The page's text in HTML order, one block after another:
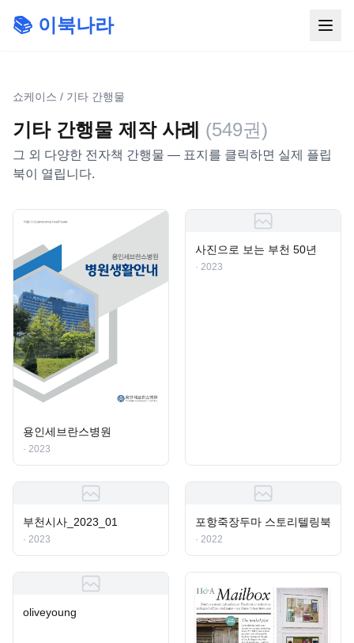
📚 이북나라
쇼케이스 / 기타 간행물
기타 간행물 제작 사례 (549권)
그 외 다양한 전자책 간행물 — 표지를 클릭하면 실제 플립
북이 열립니다.
용인세브란스병원
· 2023
사진으로 보는 부천 50년
· 2023
부천시사_2023_01
· 2023
포항죽장두마 스토리텔링북
· 2022
oliveyoung